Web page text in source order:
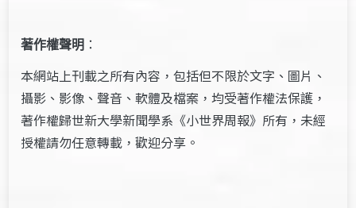
著作權聲明 ：
本網站上刊載之所有內容，包括但不限於文字、圖片、
攝影、影像、聲音、軟體及檔案，均受著作權法保護，
著作權歸世新大學新聞學系《小世界周報》所有，未經
授權請勿任意轉載，歡迎分享。